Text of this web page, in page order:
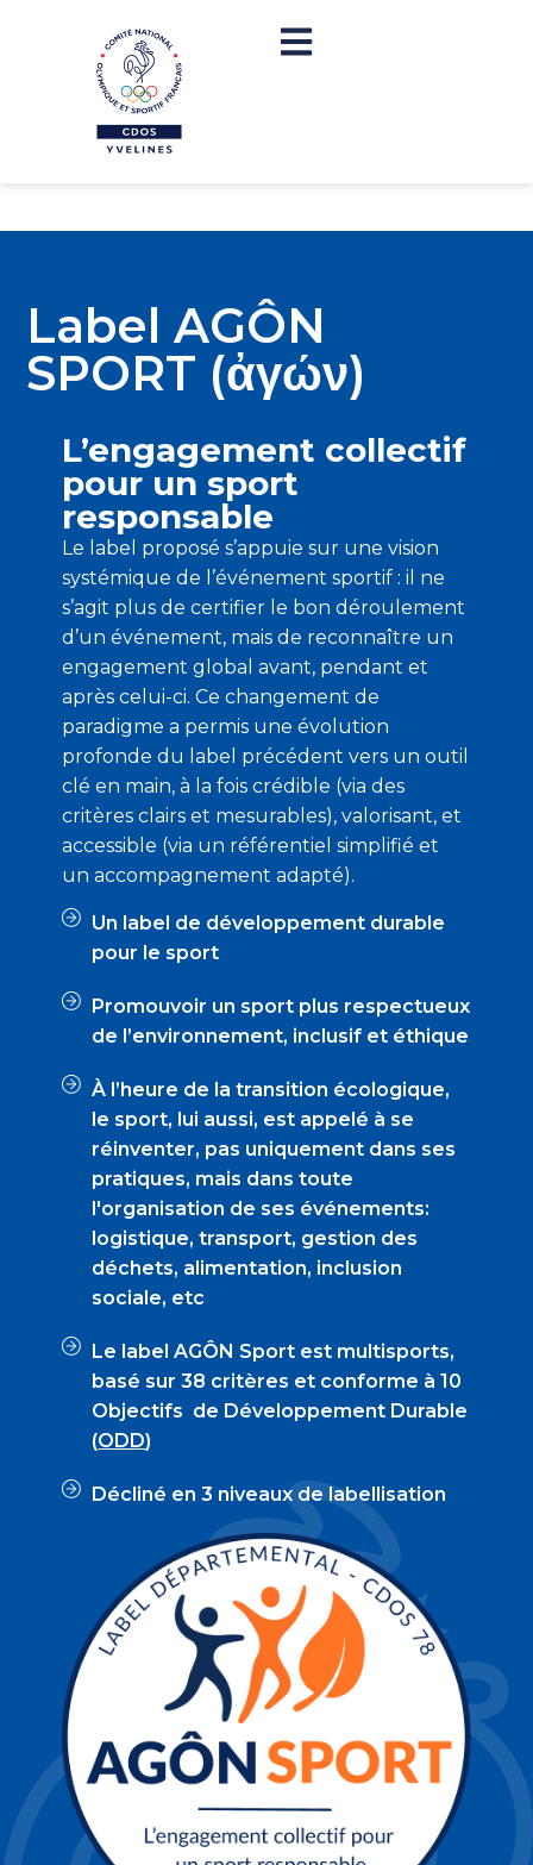
Label AGÔN
SPORT (ἀγών)
L’engagement collectif
pour un sport
responsable
Le label proposé s’appuie sur une vision
systémique de l’événement sportif : il ne
s’agit plus de certifier le bon déroulement
d’un événement, mais de reconnaître un
engagement global avant, pendant et
après celui-ci. Ce changement de
paradigme a permis une évolution
profonde du label précédent vers un outil
clé en main, à la fois crédible (via des
critères clairs et mesurables), valorisant, et
accessible (via un référentiel simplifié et
un accompagnement adapté).
Un label de développement durable
pour le sport
Promouvoir un sport plus respectueux
de l’environnement, inclusif et éthique
À l’heure de la transition écologique,
le sport, lui aussi, est appelé à se
réinventer, pas uniquement dans ses
pratiques, mais dans toute
l'organisation de ses événements:
logistique, transport, gestion des
déchets, alimentation, inclusion
sociale, etc
Le label AGÔN Sport est multisports,
basé sur 38 critères et conforme à 10
Objectifs de Développement Durable
(ODD)
Décliné en 3 niveaux de labellisation